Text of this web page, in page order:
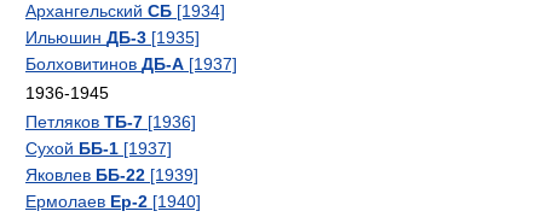
Архангельский СБ [1934]
Ильюшин ДБ-3 [1935]
Болховитинов ДБ-А [1937]
1936-1945
Петляков ТБ-7 [1936]
Сухой ББ-1 [1937]
Яковлев ББ-22 [1939]
Ермолаев Ер-2 [1940]